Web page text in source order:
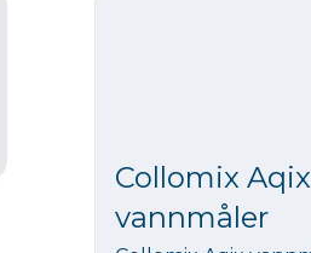
Collomix Aqix
vannmåler